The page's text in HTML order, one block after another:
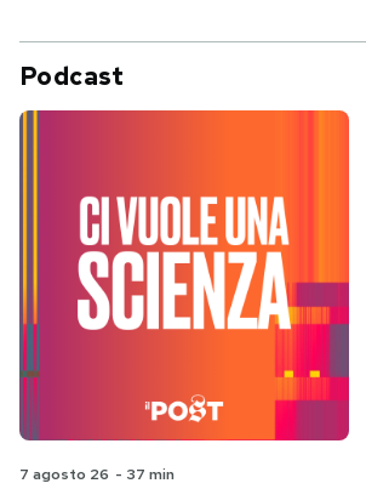
Podcast
7 agosto 26 - 37 min